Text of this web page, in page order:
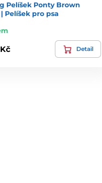
Pelíšek Ponty Brown
Pelíšek pro psa
Detail